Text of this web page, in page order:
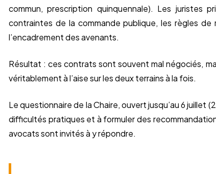
commun, prescription quinquennale). Les juristes
contraintes de la commande publique, les règles
l’encadrement des avenants.
Résultat : ces contrats sont souvent mal négociés,
véritablement à l’aise sur les deux terrains à la fois.
Le questionnaire de la Chaire, ouvert jusqu’au 6
difficultés pratiques et à formuler des
avocats sont invités à y répondre.